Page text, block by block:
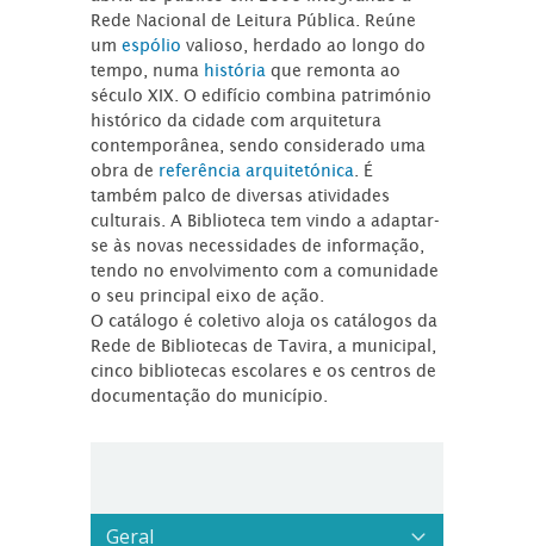
Rede Nacional de Leitura Pública. Reúne
umespóliovalioso, herdado ao longo do
tempo, numa história que remonta ao
século XIX. O edifício combina património
histórico da cidade com arquitetura
contemporânea, sendo considerado uma
obra de referência arquitetónica . É
também palco de diversas atividades
culturais. A Biblioteca tem vindo a adaptar-
se às novas necessidades de informação,
tendo no envolvimento com a comunidade
o seu principal eixo de ação.
O catálogo é coletivo aloja os catálogos da
Rede de Bibliotecas de Tavira, a municipal,
cinco bibliotecas escolares e os centros de
documentação do município.